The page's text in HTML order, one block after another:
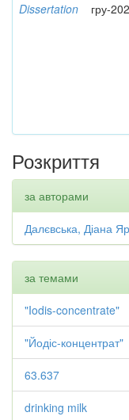
Dissertation гру-
Розкриття
за авторами
Далєвська, Діана
за темами
"Iodis-concentrate"
"Йодіс-концентрат"
63.637
drinking milk